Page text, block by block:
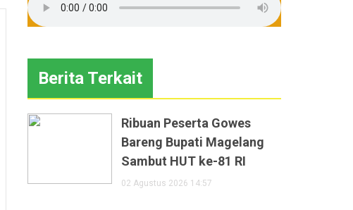
Berita Terkait
Ribuan Peserta Gowes
Bareng Bupati Magelang
Sambut HUT ke-81 RI
02 Agustus 2026 14:57